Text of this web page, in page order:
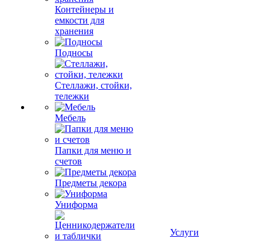
Контейнеры и
емкости для
хранения
Подносы
Стеллажи, стойки,
тележки
Мебель
Папки для меню и
счетов
Предметы декора
Униформа
Услуги